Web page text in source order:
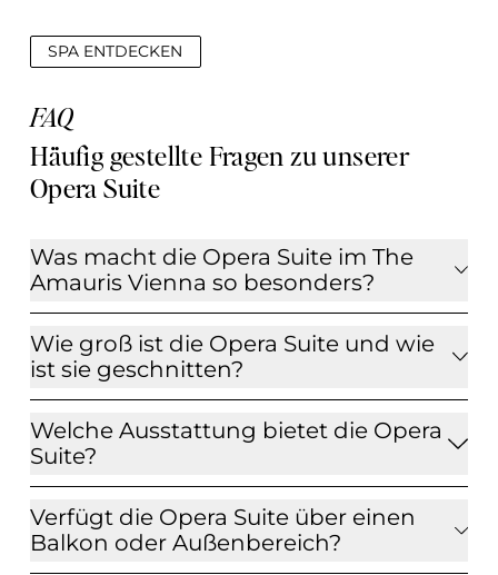
SPA ENTDECKEN
FAQ
Häufig gestellte Fragen zu unserer
Opera Suite
Was macht die Opera Suite im The
Amauris Vienna so besonders?
Wie groß ist die Opera Suite und wie
ist sie geschnitten?
Welche Ausstattung bietet die Opera
Suite?
Verfügt die Opera Suite über einen
Balkon oder Außenbereich?